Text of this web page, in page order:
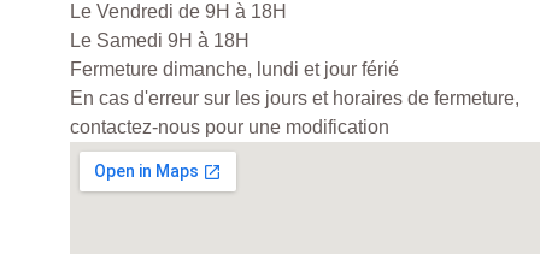
Le Vendredi de 9H à 18H
Le Samedi 9H à 18H
Fermeture dimanche, lundi et jour férié
En cas d'erreur sur les jours et horaires de fermeture,
contactez-nous pour une modification